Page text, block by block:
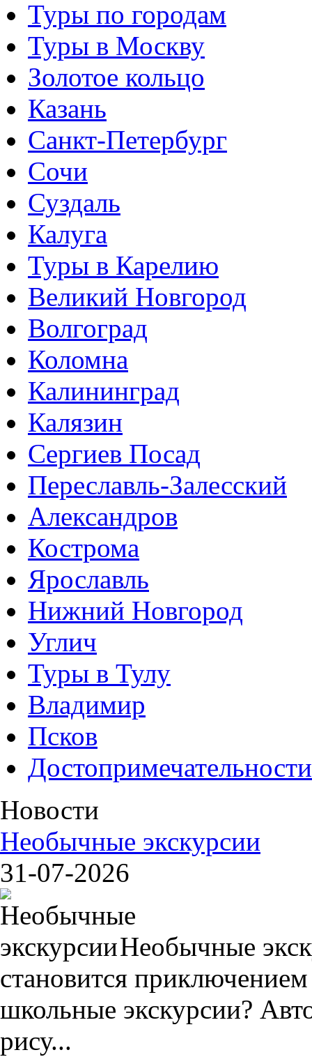
Туры по городам
Туры в Москву
Золотое кольцо
Казань
Санкт-Петербург
Сочи
Суздаль
Калуга
Туры в Карелию
Великий Новгород
Волгоград
Коломна
Калининград
Калязин
Сергиев Посад
Переславль-Залесский
Александров
Кострома
Ярославль
Нижний Новгород
Углич
Туры в Тулу
Владимир
Псков
Достопримечательности
Новости
Необычные экскурсии
31-07-2026
Необычные
становится
школьные экскурсии?
рису...